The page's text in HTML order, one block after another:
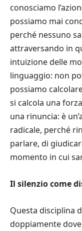
conosciamo
possiamo mai
perché nessuno
attraversando in
intuizione delle
linguaggio: non
possiamo
si calcola una
una rinuncia: è
radicale, perché
parlare, di
momento in cui
Il silenzio come
Questa disciplina
doppiamente